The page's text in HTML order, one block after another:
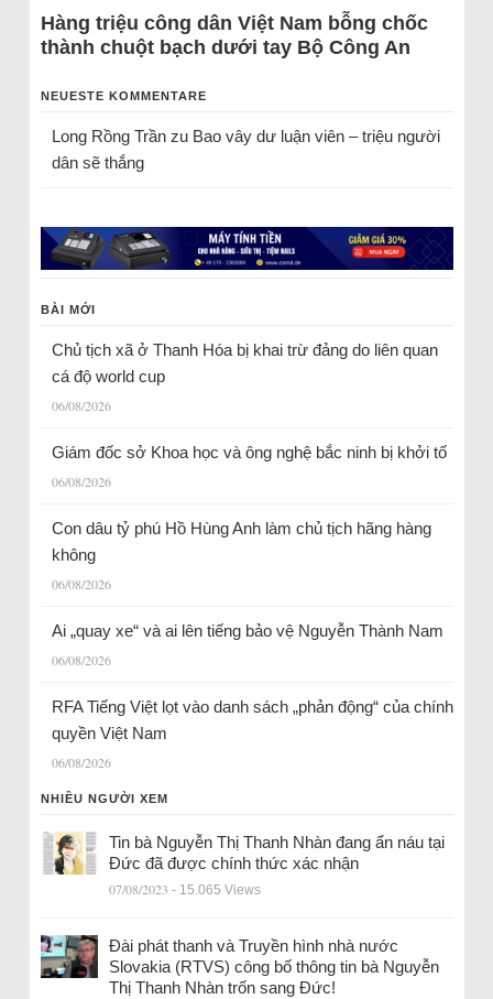
Hàng triệu công dân Việt Nam bỗng chốc
thành chuột bạch dưới tay Bộ Công An
NEUESTE KOMMENTARE
Long Rồng Trầnzu Bao vây dư luận viên – triệu người
dân sẽ thắng
BÀI MỚI
Chủ tịch xã ở Thanh Hóa bị khai trừ đảng do liên quan
cá độ world cup
06/08/2026
Giám đốc sở Khoa học và ông nghệ bắc ninh bị khởi tố
06/08/2026
Con dâu tỷ phú Hồ Hùng Anh làm chủ tịch hãng hàng
không
06/08/2026
Ai „quay xe“ và ai lên tiếng bảo vệ Nguyễn Thành Nam
06/08/2026
RFA Tiếng Việt lọt vào danh sách „phản động“ của chính
quyền Việt Nam
06/08/2026
NHIỀU NGƯỜI XEM
Tin bà Nguyễn Thị Thanh Nhàn đang ẩn náu tại
Đức đã được chính thức xác nhận
07/08/2023 - 15.065 Views
Đài phát thanh và Truyền hình nhà nước
Slovakia (RTVS) công bố thông tin bà Nguyễn
Thị Thanh Nhàn trốn sang Đức!